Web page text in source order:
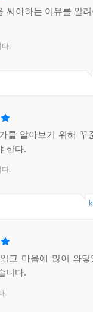
써야하는 이유를 알
.
를 알아보기 위해 꾸
한다.
.
고 마음에 많이 와
니다.
.